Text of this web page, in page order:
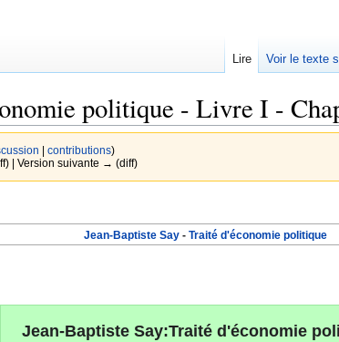
politique - Livre I -
contributions)
| Version suivante → (diff)
Jean-Baptiste Say- Traité d'économie politique
Jean-Baptiste Say:Traité d'économie
Lire Voir le texte